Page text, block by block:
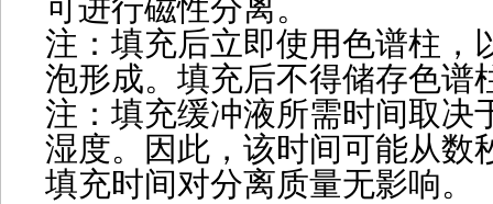
可进行磁性分离。
注：填充后立即使用色谱柱，
泡形成。填充后不得储存色谱
注：填充缓冲液所需时间取决
湿度。因此，该时间可能从数
填充时间对分离质量无影响。